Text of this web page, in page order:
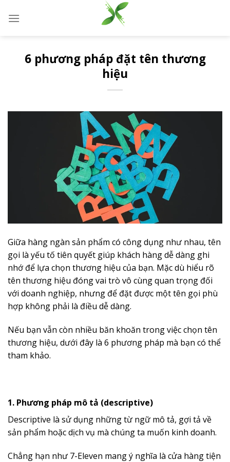
6 phương pháp đặt tên thương
hiệu
Giữa hàng ngàn sản phẩm có công dụng như nhau, tên
gọi là yếu tố tiên quyết giúp khách hàng dễ dàng ghi
nhớ để lựa chọn thương hiệu của bạn. Mặc dù hiểu rõ
tên thương hiệu đóng vai trò vô cùng quan trọng đối
với doanh nghiệp, nhưng để đặt được một tên gọi phù
hợp không phải là điều dễ dàng.
Nếu bạn vẫn còn nhiều băn khoăn trong việc chọn tên
thương hiệu, dưới đây là 6 phương pháp mà bạn có thể
tham khảo.
1. Phương pháp mô tả (descriptive)
Descriptive là sử dụng những từ ngữ mô tả, gợi tả về
sản phẩm hoặc dịch vụ mà chúng ta muốn kinh doanh.
Chẳng hạn như 7-Eleven mang ý nghĩa là cửa hàng tiện